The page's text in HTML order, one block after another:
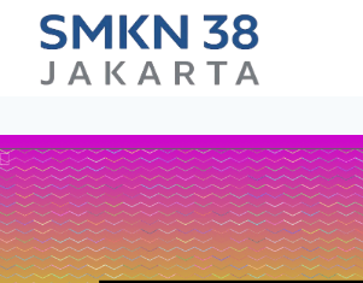
content